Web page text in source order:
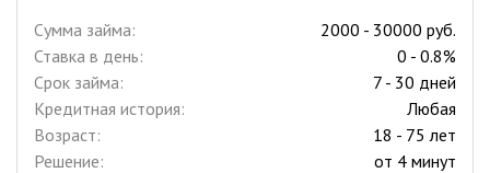
Сумма займа:
2000 - 30000 руб.
Ставка в день:
0 - 0.8%
Срок займа:
7 - 30 дней
Кредитная история:
Любая
Возраст:
18 - 75 лет
Решение:
от 4 минут